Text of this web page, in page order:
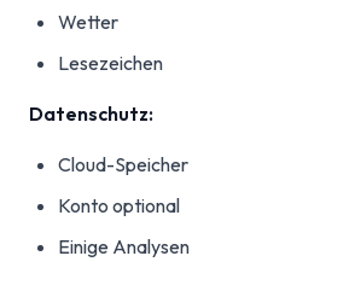
Wetter
Lesezeichen
Datenschutz:
Cloud-Speicher
Konto optional
Einige Analysen